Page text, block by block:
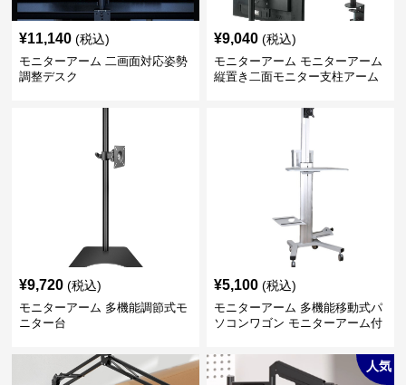
¥11,140 (税込)
モニターアーム 二画面対応姿勢
調整デスク
¥9,040 (税込)
モニターアーム モニターアーム
縦置き二面モニター支柱アーム
¥9,720 (税込)
モニターアーム 多機能調節式モ
ニター台
¥5,100 (税込)
モニターアーム 多機能移動式パ
ソコンワゴン モニターアーム付
人気